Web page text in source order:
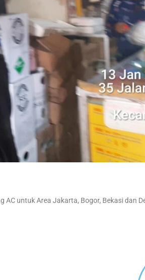
AC untuk Area Jakarta, Bogor, Bekasi dan